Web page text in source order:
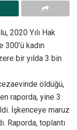
2020 Yılı Hak
300’ü kadın
bir yılda 3 bin
öldüğü,
raporda, yine 3
İşkenceye maruz
Raporda, toplantı